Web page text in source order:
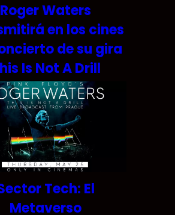
Roger Waters
en los cines
de su gira
Is Not A Drill
Tech: El
Metaverso